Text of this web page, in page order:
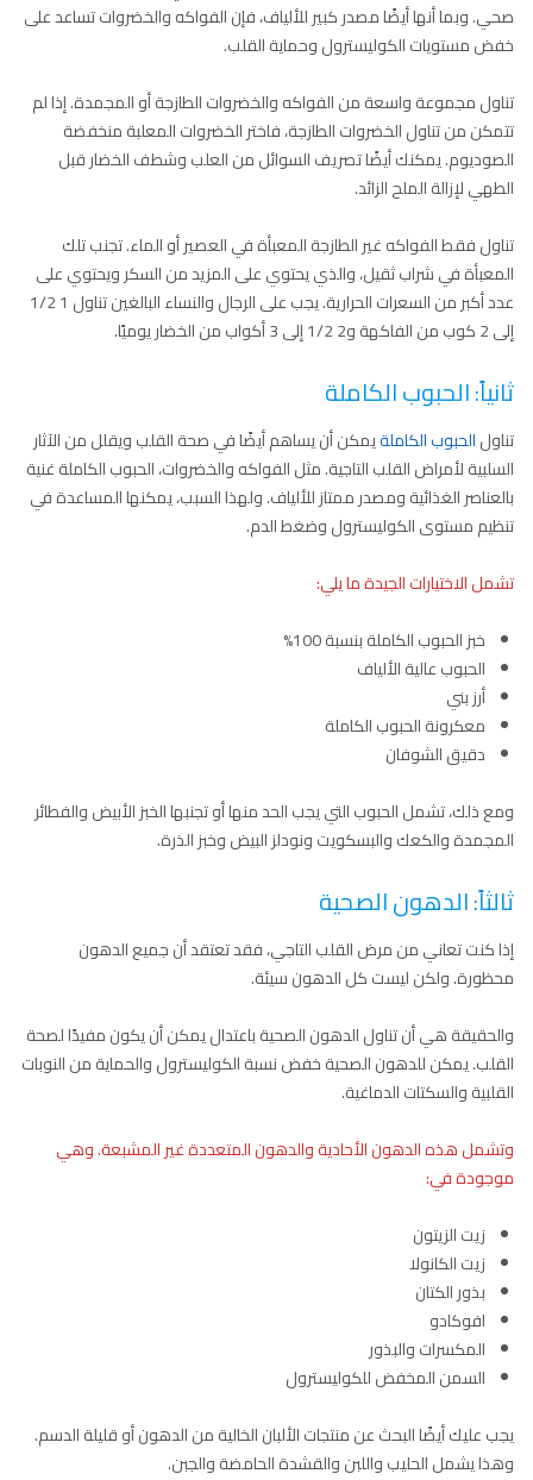
صحي. وبما أنها أيضًا مصدر كبير للألياف، فإن الفواكه والخضروات تساعد على
خفض مستويات الكوليسترول وحماية القلب.
تناول مجموعة واسعة من الفواكه والخضروات الطازجة أو المجمدة. إذا لم
تتمكن من تناول الخضروات الطازجة، فاختر الخضروات المعلبة منخفضة
الصوديوم. يمكنك أيضًا تصريف السوائل من العلب وشطف الخضار قبل
الطهي لإزالة الملح الزائد.
تناول فقط الفواكه غير الطازجة المعبأة في العصير أو الماء. تجنب تلك
المعبأة في شراب ثقيل، والذي يحتوي على المزيد من السكر ويحتوي على
عدد أكبر من السعرات الحرارية. يجب على الرجال والنساء البالغين تناول 1 1/2
إلى 2 كوب من الفاكهة و2 1/2 إلى 3 أكواب من الخضار يوميًا.
ثانياً: الحبوب الكاملة
تناولالحبوب الكاملةيمكن أن يساهم أيضًا في صحة القلب ويقلل من الآثار
السلبية لأمراض القلب التاجية. مثل الفواكه والخضروات، الحبوب الكاملة غنية
بالعناصر الغذائية ومصدر ممتاز للألياف. ولهذا السبب، يمكنها المساعدة في
تنظيم مستوى الكوليسترول وضغط الدم.
تشمل الاختيارات الجيدة ما يلي:
خبز الحبوب الكاملة بنسبة 100%
الحبوب عالية الألياف
أرز بني
معكرونة الحبوب الكاملة
دقيق الشوفان
ومع ذلك، تشمل الحبوب التي يجب الحد منها أو تجنبها الخبز الأبيض والفطائر
المجمدة والكعك والبسكويت ونودلز البيض وخبز الذرة.
ثالثاً: الدهون الصحية
إذا كنت تعاني من مرض القلب التاجي، فقد تعتقد أن جميع الدهون
محظورة. ولكن ليست كل الدهون سيئة.
والحقيقة هي أن تناول الدهون الصحية باعتدال يمكن أن يكون مفيدًا لصحة
القلب. يمكن للدهون الصحية خفض نسبة الكوليسترول والحماية من النوبات
القلبية والسكتات الدماغية.
وتشمل هذه الدهون الأحادية والدهون المتعددة غير المشبعة. وهي
موجودة في:
زيت الزيتون
زيت الكانولا
بذور الكتان
افوكادو
المكسرات والبذور
السمن المخفض للكوليسترول
يجب عليك أيضًا البحث عن منتجات الألبان الخالية من الدهون أو قليلة الدسم.
وهذا يشمل الحليب واللبن والقشدة الحامضة والجبن.